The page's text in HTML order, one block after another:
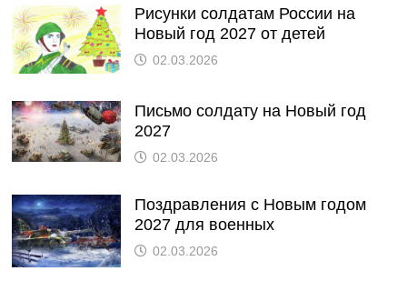
Рисунки солдатам России на
Новый год 2027 от детей
02.03.2026
Письмо солдату на Новый год
2027
02.03.2026
Поздравления с Новым годом
2027 для военных
02.03.2026